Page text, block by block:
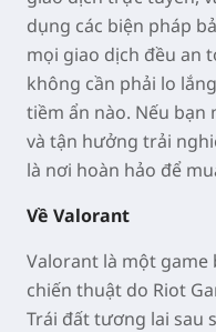
dụng các biện pháp
mọi giao dịch đều an
không cần phải lo
tiềm ẩn nào. Nếu bạn
và tận hưởng trải
là nơi hoàn hảo để
Về Valorant
Valorant là một
chiến thuật do Riot
Trái đất tương lai sau